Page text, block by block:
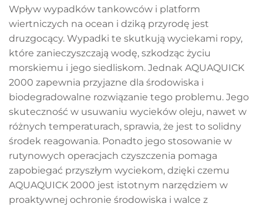
Wpływ wypadków tankowców i platform
wiertniczych na ocean i dziką przyrodę jest
druzgocący. Wypadki te skutkują wyciekami ropy,
które zanieczyszczają wodę, szkodząc życiu
morskiemu i jego siedliskom. Jednak AQUAQUICK
2000 zapewnia przyjazne dla środowiska i
biodegradowalne rozwiązanie tego problemu. Jego
skuteczność w usuwaniu wycieków oleju, nawet w
różnych temperaturach, sprawia, że jest to solidny
środek reagowania. Ponadto jego stosowanie w
rutynowych operacjach czyszczenia pomaga
zapobiegać przyszłym wyciekom, dzięki czemu
AQUAQUICK 2000 jest istotnym narzędziem w
proaktywnej ochronie środowiska i walce z